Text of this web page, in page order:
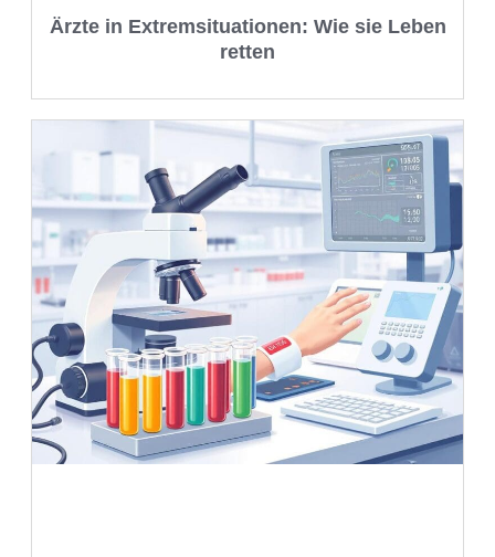
Ärzte in Extremsituationen: Wie sie Leben
retten